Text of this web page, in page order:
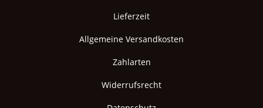
Lieferzeit
Allgemeine Versandkosten
Zahlarten
Widerrufsrecht